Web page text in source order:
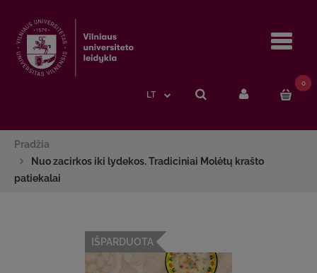
LT
0
Pradžia
Nuo zacirkos iki lydekos. Tradiciniai Molėtų krašto
patiekalai
IŠPARDUOTA